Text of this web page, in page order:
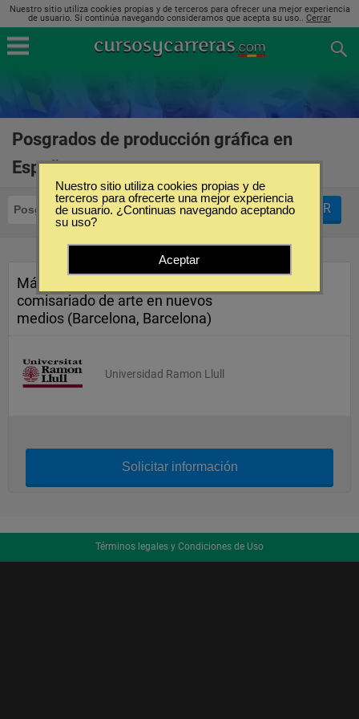
Nuestro sitio utiliza cookies propias y de terceros para ofrecer una mejor experiencia
de usuario. Si continúa navegando consideramos que acepta su uso.. Cerrar
Posgrados de producción gráfica en
España
Posgrados Producción Gráfica FILTRAR
Máster universitario en
comisariado de arte en nuevos
medios (Barcelona, Barcelona)
Universidad Ramon Llull
Solicitar información
Términos legales y Condiciones de Uso
Nuestro sitio utiliza cookies propias y de
terceros para ofrecerte una mejor experiencia
de usuario. ¿Continuas navegando aceptando
su uso?
Aceptar